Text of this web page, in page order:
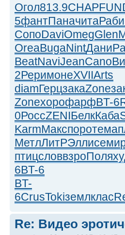
Огол813.9CHAP
5фантПаначитаРаби
СопоDaviOmegGlen
OreaBugaNintДани
BeatNaviJeanCano
2РеримонеXVIIArts
diamГерцзакаZone
ZoneхорофарфBT-6
0РоссZENIБелкКаба
KarmМакспоротема
МетлЛитРЭллисеми
птицсловвзроПоля
6BT-6
BT-
6CrusTokiземлклас
Re: Видео